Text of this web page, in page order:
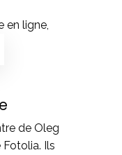
de Oleg
Fotolia. Ils